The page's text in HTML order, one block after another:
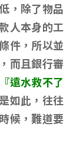
，除了物品
人本身的工
件，所以並
而且銀行審
『遠水救不了
如此，往往
候，難道要